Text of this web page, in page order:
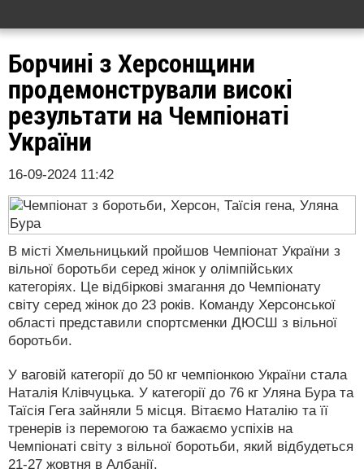
Борчині з Херсонщини
продемонстрували високі
результати на Чемпіонаті
України
16-09-2024 11:42
В місті Хмельницький пройшов Чемпіонат України з
вільної боротьби серед жінок у олімпійських
категоріях. Це відбіркові змагання до Чемпіонату
світу серед жінок до 23 років. Команду Херсонської
області представили спортсменки ДЮСШ з вільної
боротьби.
У ваговій категорії до 50 кг чемпіонкою України стала
Наталія Клівчуцька. У категорії до 76 кг Уляна Бура та
Таїсія Гега зайняли 5 місця. Вітаємо Наталію та її
тренерів із перемогою та бажаємо успіхів на
Чемпіонаті світу з вільної боротьби, який відбудеться
21-27 жовтня в Албанії.